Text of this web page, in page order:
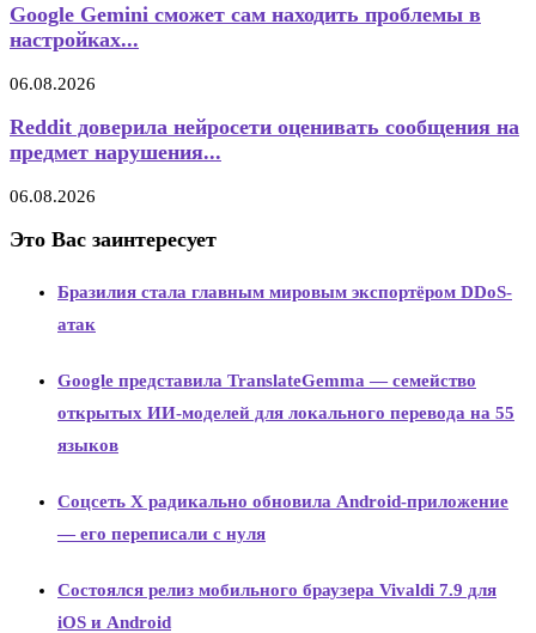
Google Gemini сможет сам находить проблемы в
настройках...
06.08.2026
Reddit доверила нейросети оценивать сообщения на
предмет нарушения...
06.08.2026
Это Вас заинтересует
Бразилия стала главным мировым экспортёром DDoS-
атак
Google представила TranslateGemma — семейство
открытых ИИ-моделей для локального перевода на 55
языков
Соцсеть X радикально обновила Android-приложение
— его переписали с нуля
Состоялся релиз мобильного браузера Vivaldi 7.9 для
iOS и Android